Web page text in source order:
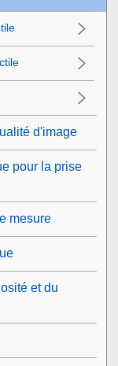
d'image
pour la prise
mesure
et du